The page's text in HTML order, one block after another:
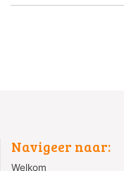
Navigeer naar:
Welkom